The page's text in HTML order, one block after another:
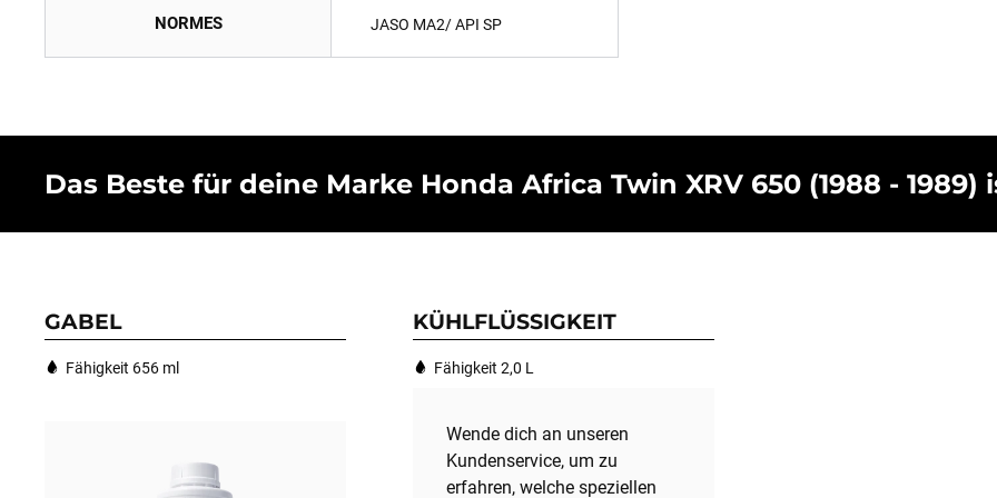
NORMES JASO MA2/ API SP
Das Beste für deine Marke Honda Africa Twin XRV 650 (1988 - 1989)
GABEL
Fähigkeit 656 ml
KÜHLFLÜSSIGKEIT
Fähigkeit 2,0 L
Wende dich an unseren
Kundenservice, um zu
erfahren, welche speziellen